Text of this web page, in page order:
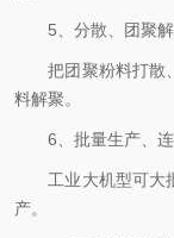
5、分散、团聚解
把团聚粉料打散、
料解聚。
6、批量生产、连
工业大机型可大批
产。